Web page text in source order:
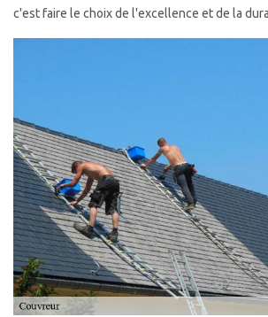
c'est faire le choix de l'excellence et de la